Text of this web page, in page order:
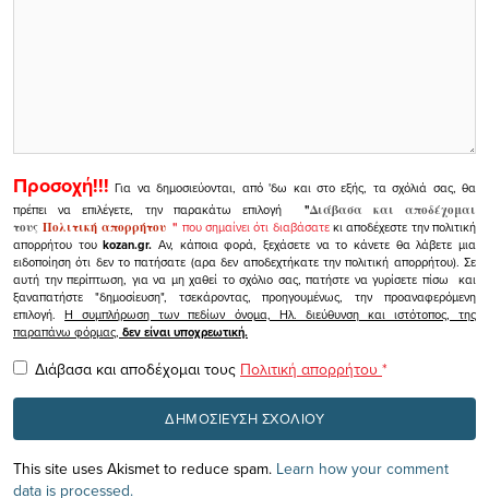
Προσοχή!!! Για να δημοσιεύονται, από 'δω και στο εξής, τα σχόλιά σας, θα
πρέπει να επιλέγετε, την παρακάτω επιλογή
"Διάβασα και αποδέχομαι
τουςΠολιτική απορρήτου" που σημαίνει ότι διαβάσατεκι αποδέχεστε την πολιτική
απορρήτου τουkozan.gr. Αν, κάποια φορά, ξεχάσετε να το κάνετε θα λάβετε μια
ειδοποίηση ότι δεν το πατήσατε (αρα δεν αποδεχτήκατε την πολιτική απορρήτου). Σε
αυτή την περίπτωση, για να μη χαθεί το σχόλιο σας, πατήστε να γυρίσετε πίσω και
ξαναπατήστε "δημοσίευση", τσεκάροντας, προηγουμένως, την προαναφερόμενη
επιλογή.Η συμπλήρωση των πεδίων όνομα, Ηλ. διεύθυνση και ιστότοπος, της
παραπάνω φόρμας, δεν είναι υποχρεωτική.
Διάβασα και αποδέχομαι τους Πολιτική απορρήτου *
This site uses Akismet to reduce spam. Learn how your comment
data is processed.